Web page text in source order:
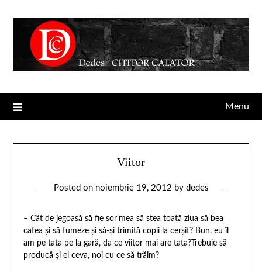
Menu
Viitor
Posted on noiembrie 19, 2012 by dedes
– Cât de jegoasă să fie sor’mea să stea toată ziua să bea
cafea şi să fumeze şi să-şi trimită copii la cerşit? Bun, eu îl
am pe tata pe la gară, da ce viitor mai are tata?Trebuie să
producă şi el ceva, noi cu ce să trăim?